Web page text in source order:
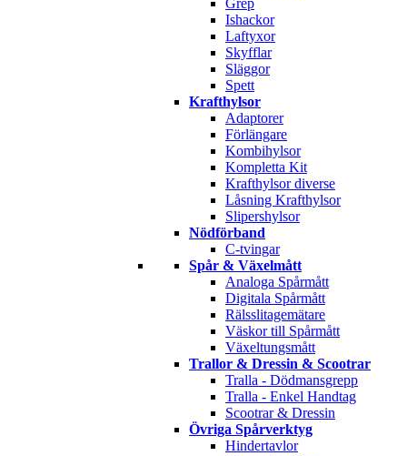
Ishackor
Laftyxor
Skyfflar
Släggor
Spett
Krafthylsor
Adaptorer
Förlängare
Kombihylsor
Kompletta Kit
Krafthylsor diverse
Låsning Krafthylsor
Slipershylsor
Nödförband
C-tvingar
Spår & Växelmått
Analoga Spårmått
Digitala Spårmått
Rälsslitagemätare
Väskor till Spårmått
Växeltungsmått
Trallor & Dressin & Scootrar
Tralla - Dödmansgrepp
Tralla - Enkel Handtag
Scootrar & Dressin
Övriga Spårverktyg
Hindertavlor